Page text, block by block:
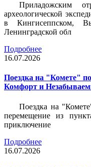
Приладожским
археологической
в Кингисеппском,
Ленинградской обл
Подробнее
16.07.2026
Поездка на "Комете"
Комфорт и
Поездка на
перемещение из
приключение
Подробнее
16.07.2026